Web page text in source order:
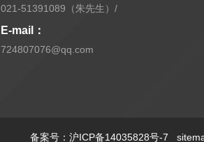
021-51391089（朱先生）/
021-51391087（王小
生）/021,57805189（王先
E-mail：
724807076@qq.com
备案号：沪ICP备14035828号-7